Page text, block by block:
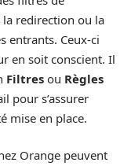
redirection ou la
entrants. Ceux-ci
en soit conscient. Il
Filtres ou Règles
pour s’assurer
mise en place.
Orange peuvent